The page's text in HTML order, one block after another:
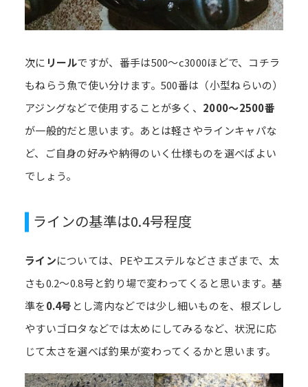
次に リールですが、番手は500～c3000ほどで、コチラ
もねらう魚で使い分けます。500番は（小型ねらいの）
アジングなどで使用することが多く、 2000～2500番
が一般的だと思います。あとは軽さやラインキャパな
ど、ご自身の好みや納得のいく仕様ものを選べばよい
でしょう。
ラインの基準は0.4号程度
ラインについては、PEやエステルなどさまざまで、太
さも0.2～0.8号と釣り場で変わってくると思います。基
準を0.4号 とし湾内などでは少し細いものを、根ズレし
やすいゴロタなどでは太めにしてみるなど、状況に応
じて太さを選べば釣果が変わってくるかと思います。